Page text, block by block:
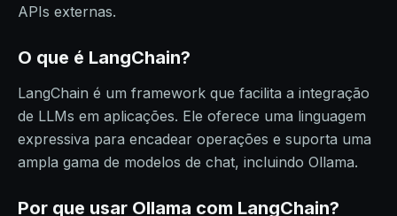
APIs externas.
O que é LangChain?
LangChain é um framework que facilita a integração
de LLMs em aplicações. Ele oferece uma linguagem
expressiva para encadear operações e suporta uma
ampla gama de modelos de chat, incluindo Ollama.
Por que usar Ollama com LangChain?